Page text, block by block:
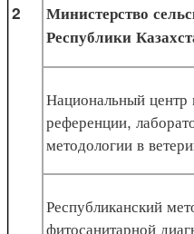
2
Министерство
Республики
Национальный центр
референции,
методологии в
Республиканский
фитосанитарной